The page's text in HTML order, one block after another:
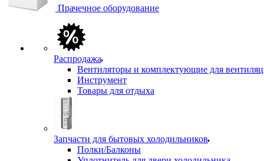
Прачечное оборудование
Распродажа
Вентиляторы и комплектующие для
Инструмент
Товары для отдыха
Запчасти для бытовых холодильников
Полки/Балконы